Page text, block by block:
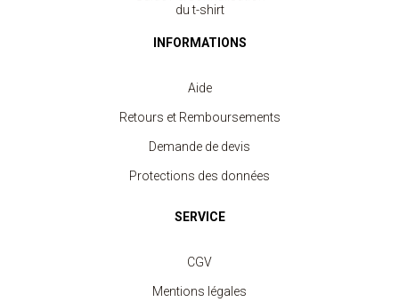
du t-shirt
INFORMATIONS
Aide
Retours et Remboursements
Demande de devis
Protections des données
SERVICE
CGV
Mentions légales